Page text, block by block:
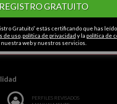
REGISTRO GRATUITO
Gratuito” estás certificando que has
de uso, política de privacidad y la política de
nuestra web y nuestros servicios.
PERFILES REVISADOS